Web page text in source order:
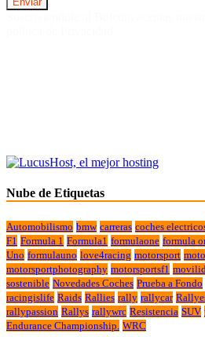
Nube de Etiquetas
Automobilismo bmw carreras coches
F1 Formula 1 Formula1 formulaone formula
Uno formulauno love4racing motorsport
motorsportphotography motorsportsf1
sostenible Novedades Coches Prueba a Fondo
racingislife Raids Rallies rally rallycar
rallypassion Rallys rallywrc Resistencia SUV
Endurance Championship. WRC